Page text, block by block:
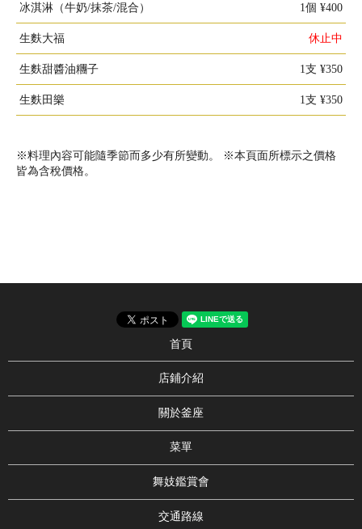
冰淇淋（牛奶/抹茶/混合） 1個 ¥400
生麩大福 休止中
生麩甜醬油糰子 1支 ¥350
生麩田樂 1支 ¥350
※料理內容可能隨季節而多少有所變動。 ※本頁面所標示之價格
皆為含稅價格。
首頁
店鋪介紹
關於釜座
菜單
舞妓鑑賞會
交通路線